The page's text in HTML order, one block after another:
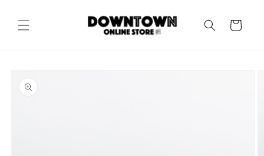
進む
ー
報にス
キップ